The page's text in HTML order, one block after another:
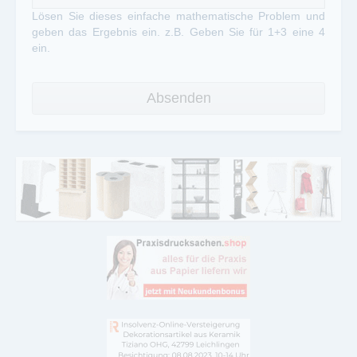
Lösen Sie dieses einfache mathematische Problem und
geben das Ergebnis ein. z.B. Geben Sie für 1+3 eine 4
ein.